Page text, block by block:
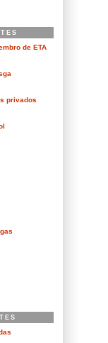
de ETA
privados